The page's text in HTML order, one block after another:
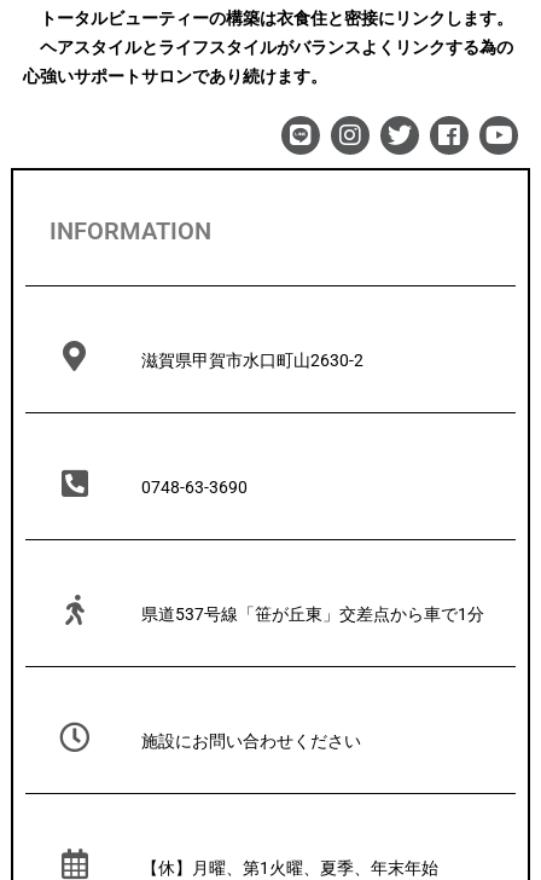
トータルビューティーの構築は衣食住と密接にリンクします。
ヘアスタイルとライフスタイルがバランスよくリンクする為の
心強いサポートサロンであり続けます。
INFORMATION
滋賀県甲賀市水口町山2630-2
0748-63-3690
県道537号線「笹が丘東」交差点から車で1分
施設にお問い合わせください
【休】月曜、第1火曜、夏季、年末年始